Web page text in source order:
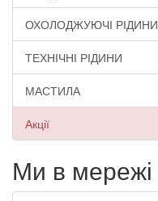
ОХОЛОДЖУЮЧІ РІДИНИ
ТЕХНІЧНІ РІДИНИ
МАСТИЛА
Акції
Ми в мережі